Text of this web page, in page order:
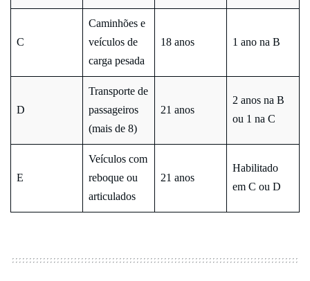
C
Caminhões e
veículos de
carga pesada
18 anos 1 ano na B
D
Transporte de
passageiros
(mais de 8)
21 anos
2 anos na B
ou 1 na C
E
Veículos com
reboque ou
articulados
21 anos
Habilitado
em C ou D